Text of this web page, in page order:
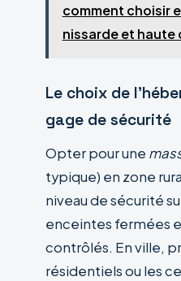
comment choisir
nissarde et haute
Le choix de
gage de sécurité
Opter pour une
typique) en zone
niveau de sécurité
enceintes fermées
contrôlés. En ville,
résidentiels ou les